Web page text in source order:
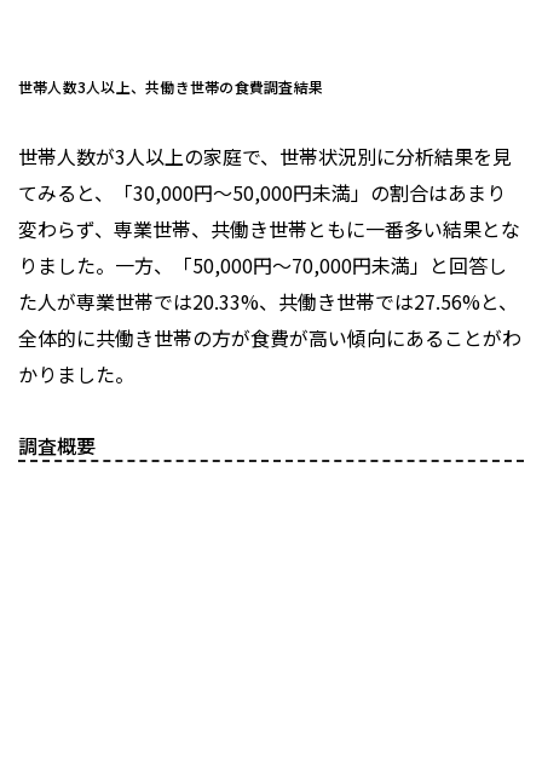
世帯人数3人以上、共働き世帯の食費調査結果
世帯人数が3人以上の家庭で、世帯状況別に分析結果を見
てみると、「30,000円～50,000円未満」の割合はあまり
変わらず、専業世帯、共働き世帯ともに一番多い結果とな
りました。一方、「50,000円～70,000円未満」と回答し
た人が専業世帯では20.33%、共働き世帯では27.56%と、
全体的に共働き世帯の方が食費が高い傾向にあることがわ
かりました。
調査概要